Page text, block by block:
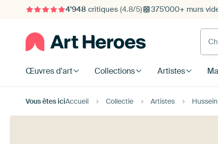
4'948 critiques (4.8/5) 375'000+ murs
Œuvres d'art Collections Artistes
Vous êtes iciAccueil Collectie Artistes